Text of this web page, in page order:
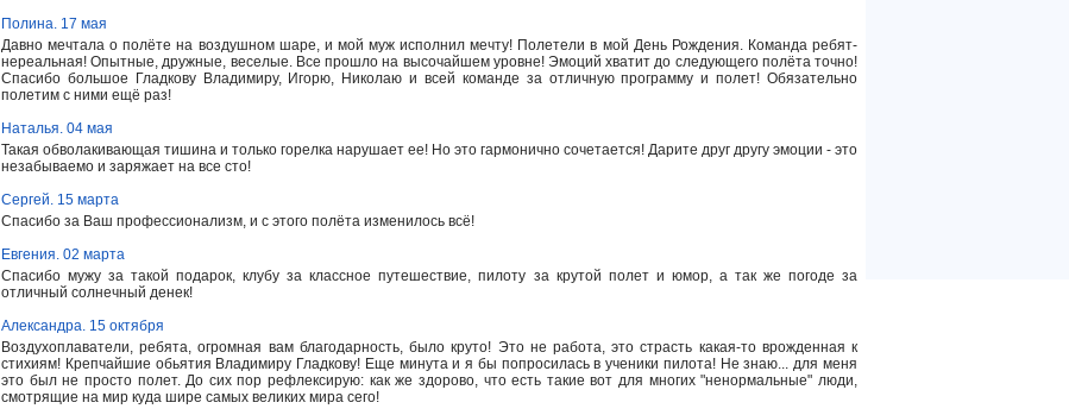
Полина. 17 мая
Давно мечтала о полёте на воздушном шаре, и мой муж исполнил мечту! Полетели в мой День Рождения. Команда ребят-
нереальная! Опытные, дружные, веселые. Все прошло на высочайшем уровне! Эмоций хватит до следующего полёта точно!
Спасибо большое Гладкову Владимиру, Игорю, Николаю и всей команде за отличную программу и полет! Обязательно
полетим с ними ещё раз!
Наталья. 04 мая
Такая обволакивающая тишина и только горелка нарушает ее! Но это гармонично сочетается! Дарите друг другу эмоции - это
незабываемо и заряжает на все сто!
Сергей. 15 марта
Спасибо за Ваш профессионализм, и с этого полёта изменилось всё!
Евгения. 02 марта
Спасибо мужу за такой подарок, клубу за классное путешествие, пилоту за крутой полет и юмор, а так же погоде за
отличный солнечный денек!
Александра. 15 октября
Воздухоплаватели, ребята, огромная вам благодарность, было круто! Это не работа, это страсть какая-то врожденная к
стихиям! Крепчайшие обьятия Владимиру Гладкову! Еще минута и я бы попросилась в ученики пилота! Не знаю... для меня
это был не просто полет. До сих пор рефлексирую: как же здорово, что есть такие вот для многих "ненормальные" люди,
смотрящие на мир куда шире самых великих мира сего!